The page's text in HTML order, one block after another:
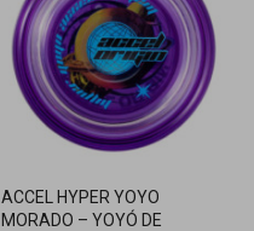
ACCEL HYPER YOYO
MORADO – YOYÓ DE